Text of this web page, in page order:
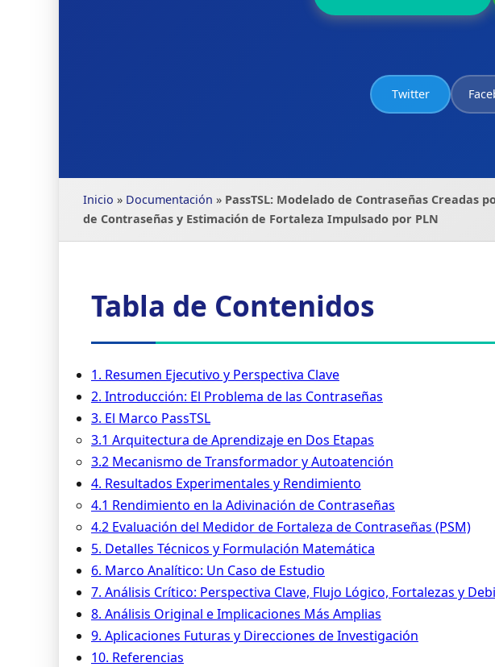
Twitter
Inicio » Documentación » PassTSL: Modelado de Contraseñas Creadas
de Contraseñas y Estimación de Fortaleza Impulsado por PLN
Tabla de Contenidos
1. Resumen Ejecutivo y Perspectiva Clave
2. Introducción: El Problema de las Contraseñas
3. El Marco PassTSL
3.1 Arquitectura de Aprendizaje en Dos Etapas
3.2 Mecanismo de Transformador y Autoatención
4. Resultados Experimentales y Rendimiento
4.1 Rendimiento en la Adivinación de Contraseñas
4.2 Evaluación del Medidor de Fortaleza de Contraseñas (PSM)
5. Detalles Técnicos y Formulación Matemática
6. Marco Analítico: Un Caso de Estudio
7. Análisis Crítico: Perspectiva Clave, Flujo Lógico, Fortalezas y
8. Análisis Original e Implicaciones Más Amplias
9. Aplicaciones Futuras y Direcciones de Investigación
10. Referencias